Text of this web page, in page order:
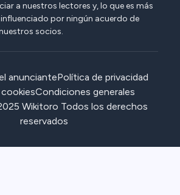
a nuestros lectores y, lo que es más
por ningún acuerdo de
socios.
Wikitoro Todos los derechos
reservados
anunciantePolítica de privacidad
Condiciones generales